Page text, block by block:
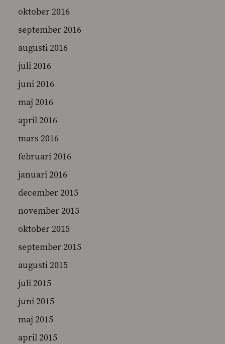
oktober 2016
september 2016
augusti 2016
juli 2016
juni 2016
maj 2016
april 2016
mars 2016
februari 2016
januari 2016
december 2015
november 2015
oktober 2015
september 2015
augusti 2015
juli 2015
juni 2015
maj 2015
april 2015